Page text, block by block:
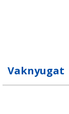
Vaknyugat